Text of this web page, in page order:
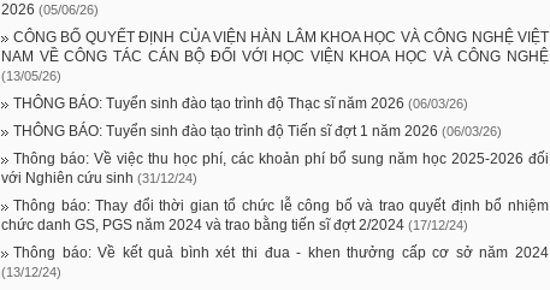
2026 (05/06/26)
CÔNG BỐ QUYẾT ĐỊNH CỦA VIỆN HÀN LÂM KHOA HỌC VÀ CÔNG NGHỆ VIỆT
NAM VỀ CÔNG TÁC CÁN BỘ ĐỐI VỚI HỌC VIỆN KHOA HỌC VÀ CÔNG NGHỆ
(13/05/26)
THÔNG BÁO: Tuyển sinh đào tạo trình độ Thạc sĩ năm 2026 (06/03/26)
THÔNG BÁO: Tuyển sinh đào tạo trình độ Tiến sĩ đợt 1 năm 2026 (06/03/26)
Thông báo: Về việc thu học phí, các khoản phí bổ sung năm học 2025-2026 đối
với Nghiên cứu sinh (31/12/24)
Thông báo: Thay đổi thời gian tổ chức lễ công bố và trao quyết định bổ nhiệm
chức danh GS, PGS năm 2024 và trao bằng tiến sĩ đợt 2/2024 (17/12/24)
Thông báo: Về kết quả bình xét thi đua - khen thưởng cấp cơ sở năm 2024
(13/12/24)